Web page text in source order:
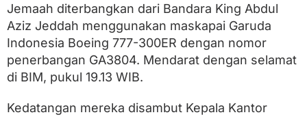
l
B
e
n
g
k
u
u
Jemaah diterbangkan dari Bandara King Abdul
Aziz Jeddah menggunakan maskapai Garuda
Indonesia Boeing 777-300ER dengan nomor
penerbangan GA3804. Mendarat dengan selamat
di BIM, pukul 19.13 WIB.
Kedatangan mereka disambut Kepala Kantor